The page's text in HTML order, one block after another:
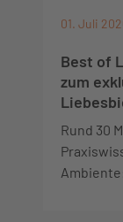
01. Juli
Best of
zum
Rund 30